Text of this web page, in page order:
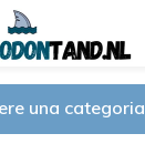
una categoria